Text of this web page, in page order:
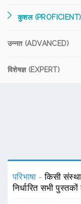
कुशल (PROFICIENT)
उन्नत (ADVANCED)
विशेषज्ञ (EXPERT)
परिभाषा -किसी संस्था
निर्धारित सभी